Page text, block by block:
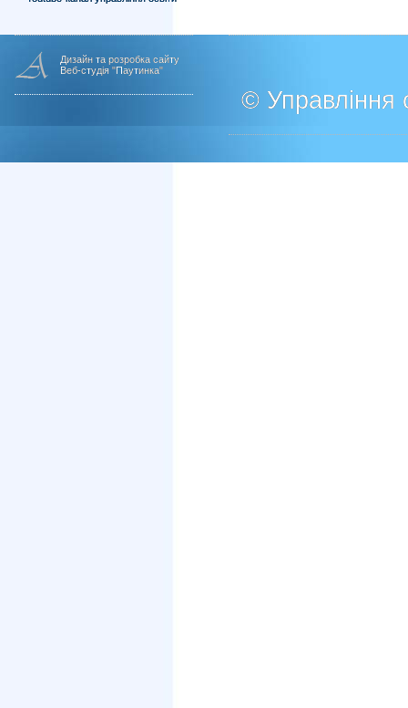
Дизайн та розробка сайту
Веб-студія "Паутинка"
© Управління